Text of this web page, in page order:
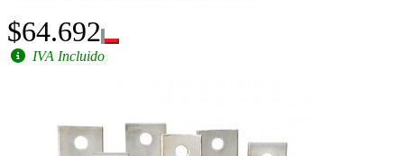
$64.692
IVA Incluido